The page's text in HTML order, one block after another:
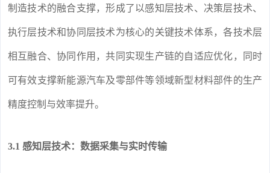
制造技术的融合支撑，形成了以感知层技术、决策层技术、
执行层技术和协同层技术为核心的关键技术体系，各技术层
相互融合、协同作用，共同实现生产链的自适应优化，同时
可有效支撑新能源汽车及零部件等领域新型材料部件的生产
精度控制与效率提升。
3.1 感知层技术：数据采集与实时传输